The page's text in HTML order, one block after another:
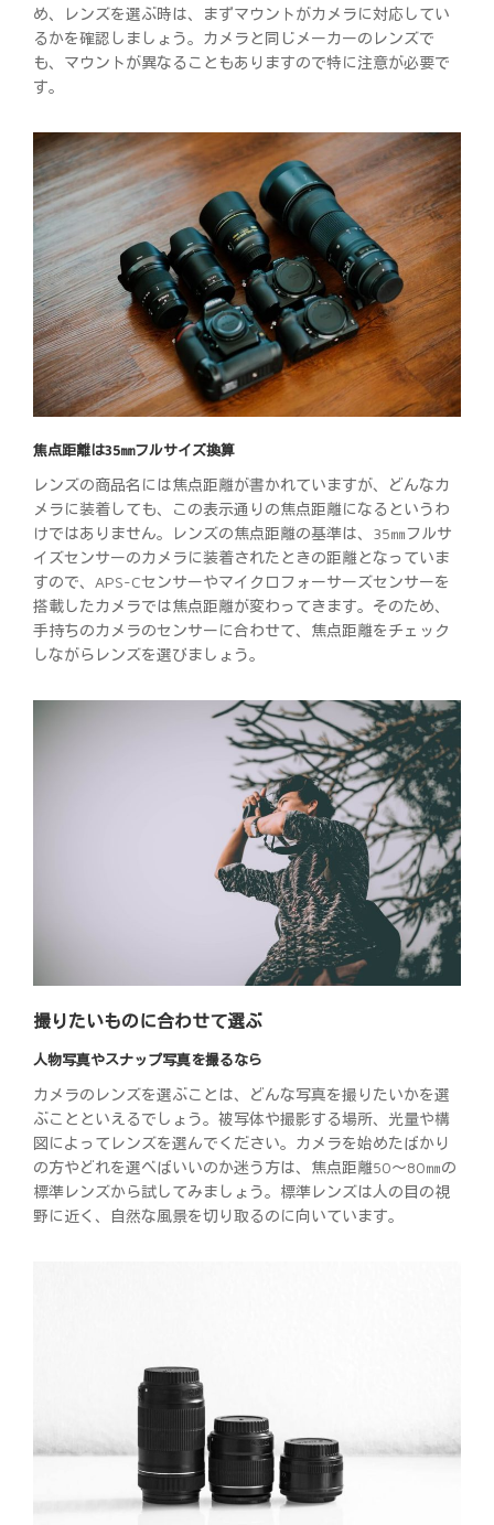
め、レンズを選ぶ時は、まずマウントがカメラに対応してい
るかを確認しましょう。カメラと同じメーカーのレンズで
も、マウントが異なることもありますので特に注意が必要で
す。
焦点距離は35㎜フルサイズ換算
レンズの商品名には焦点距離が書かれていますが、どんなカ
メラに装着しても、この表示通りの焦点距離になるというわ
けではありません。レンズの焦点距離の基準は、35㎜フルサ
イズセンサーのカメラに装着されたときの距離となっていま
すので、APS-Cセンサーやマイクロフォーサーズセンサーを
搭載したカメラでは焦点距離が変わってきます。そのため、
手持ちのカメラのセンサーに合わせて、焦点距離をチェック
しながらレンズを選びましょう。
撮りたいものに合わせて選ぶ
人物写真やスナップ写真を撮るなら
カメラのレンズを選ぶことは、どんな写真を撮りたいかを選
ぶことといえるでしょう。被写体や撮影する場所、光量や構
図によってレンズを選んでください。カメラを始めたばかり
の方やどれを選べばいいのか迷う方は、焦点距離50～80㎜の
標準レンズから試してみましょう。標準レンズは人の目の視
野に近く、自然な風景を切り取るのに向いています。